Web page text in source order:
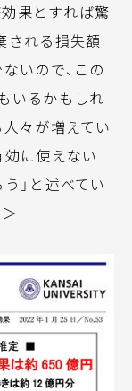
果とすれば驚
される損失額
いので、この
いるかもしれ
々が増えてい
効に使えない
」と述べてい